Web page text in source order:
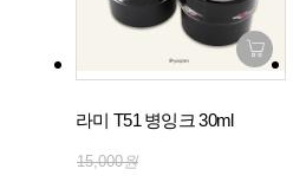
라미 T51 병잉크 30ml
15,000원